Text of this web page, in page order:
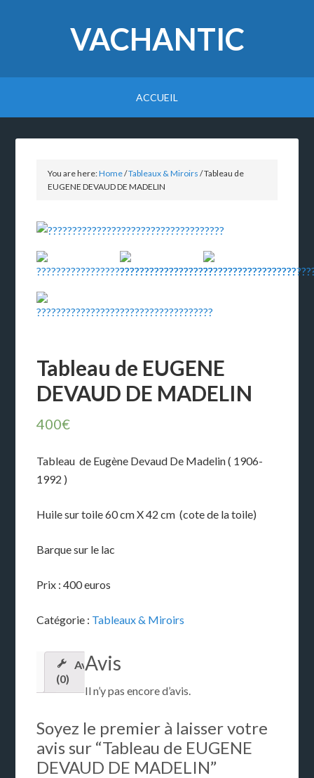
VACHANTIC
ACCUEIL
You are here:Home/Tableaux & Miroirs /Tableau de
EUGENE DEVAUD DE MADELIN
Tableau de EUGENE
DEVAUD DE MADELIN
400€
Tableau de Eugène Devaud De Madelin ( 1906-
1992 )
Huile sur toile 60 cm X 42 cm (cote de la toile)
Barque sur le lac
Prix : 400 euros
Catégorie : Tableaux & Miroirs
Avis
(0)
Avis
Il n’y pas encore d’avis.
Soyez le premier à laisser votre
avis sur “Tableau de EUGENE
DEVAUD DE MADELIN”